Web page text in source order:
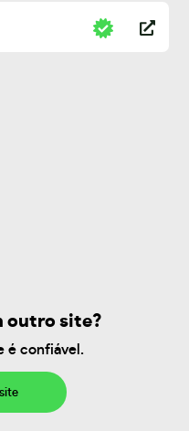
outro site?
é confiável.